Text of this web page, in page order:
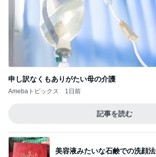
申し訳なくもありがたい母の介護
Amebaトピックス 1日前
記事を読む
美容液みたいな石鹸での洗顔法